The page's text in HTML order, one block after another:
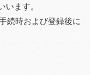
ます。
続時および登録後に